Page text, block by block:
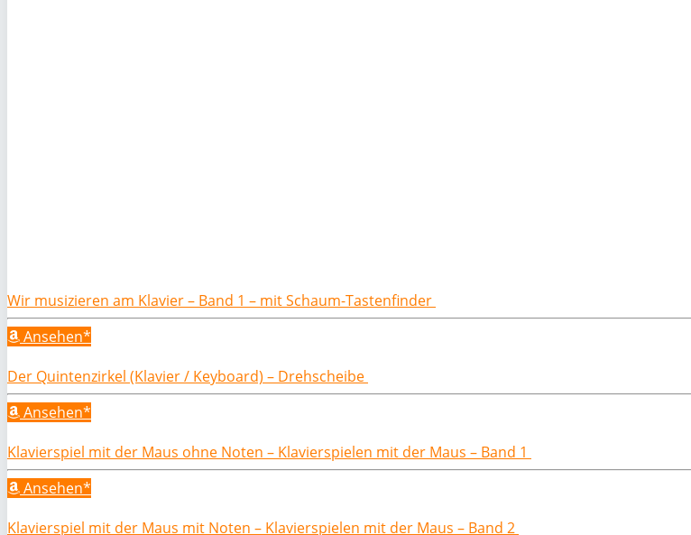
Wir musizieren am Klavier – Band 1 – mit Schaum-Tastenfinder
Ansehen*
Der Quintenzirkel (Klavier / Keyboard) – Drehscheibe
Ansehen*
Klavierspiel mit der Maus ohne Noten – Klavierspielen mit der Maus – Band 1
Ansehen*
Klavierspiel mit der Maus mit Noten – Klavierspielen mit der Maus – Band 2